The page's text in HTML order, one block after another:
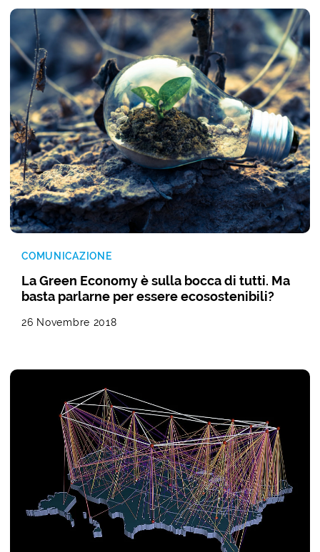
COMUNICAZIONE
La Green Economy è sulla bocca di tutti. Ma
basta parlarne per essere ecosostenibili?
26 Novembre 2018